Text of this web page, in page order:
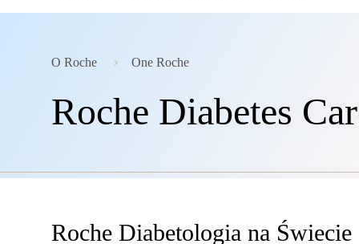
O Roche One Roche
Roche Diabetes
Roche Diabetologia na Świecie